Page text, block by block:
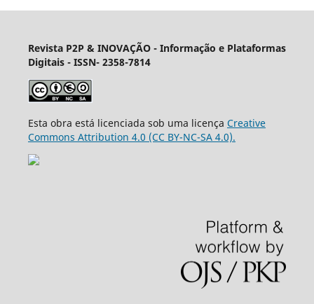
Revista P2P & INOVAÇÃO - Informação e Plataformas
Digitais - ISSN- 2358-7814
Esta obra está licenciada sob uma licença Creative
Commons Attribution 4.0 (CC BY-NC-SA 4.0).